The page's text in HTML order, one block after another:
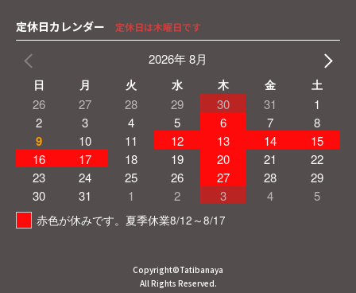
定休日カレンダー 定休日は木曜日です
2026年 8月
日 月 火 水 木 金 土
26 27 28 29 30 31
1
2
3 4 5 6 7 8
9 10 11 12 13 14
15
16
17 18 19 20 21
22
23
24 25 26 27 28
29
30
31 1 2 3 4 5
赤色が休みです。夏季休業8/12～8/17
Copyright©Tatibanaya
All Rights Reserved.